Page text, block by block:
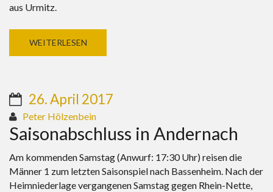
aus Urmitz.
WEITERLESEN
26. April 2017
Peter Hölzenbein
Saisonabschluss in Andernach
Am kommenden Samstag (Anwurf: 17:30 Uhr) reisen die
Männer 1 zum letzten Saisonspiel nach Bassenheim. Nach der
Heimniederlage vergangenen Samstag gegen Rhein-Nette,